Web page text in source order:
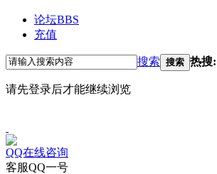
论坛BBS
充值
搜索 搜索 热搜:
请先登录后才能继续浏览
QQ在线咨询
客服QQ一号